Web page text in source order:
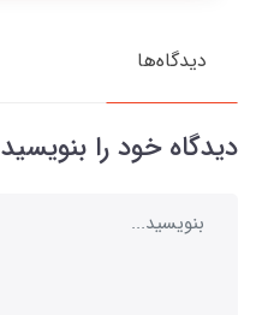
دیدگاه‌ها
دیدگاه خود را بنویسید